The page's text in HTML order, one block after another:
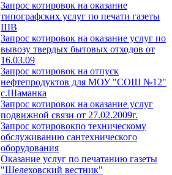
Запрос котировок на оказание
типографских услуг по печати газеты
ШВ
Запрос котировок на оказание услуг по
вывозу твердых бытовых отходов от
16.03.09
Запрос котировок на отпуск
нефтепродуктов для МОУ "СОШ №12"
с.Шаманка
Запрос котировок на оказание услуг
подвижной связи от 27.02.2009г.
Запрос котировокпо техническому
обслуживанию сантехнического
оборудования
Оказание услуг по печатанию газеты
"Шелеховский вестник"